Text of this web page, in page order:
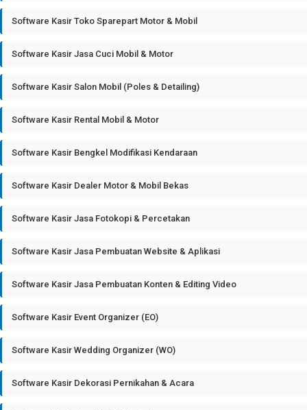
Software Kasir Toko Sparepart Motor & Mobil
Software Kasir Jasa Cuci Mobil & Motor
Software Kasir Salon Mobil (Poles & Detailing)
Software Kasir Rental Mobil & Motor
Software Kasir Bengkel Modifikasi Kendaraan
Software Kasir Dealer Motor & Mobil Bekas
Software Kasir Jasa Fotokopi & Percetakan
Software Kasir Jasa Pembuatan Website & Aplikasi
Software Kasir Jasa Pembuatan Konten & Editing Video
Software Kasir Event Organizer (EO)
Software Kasir Wedding Organizer (WO)
Software Kasir Dekorasi Pernikahan & Acara